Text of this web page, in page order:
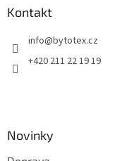
Kontakt
info@bytotex.cz
+420 211 22 19 19
Novinky